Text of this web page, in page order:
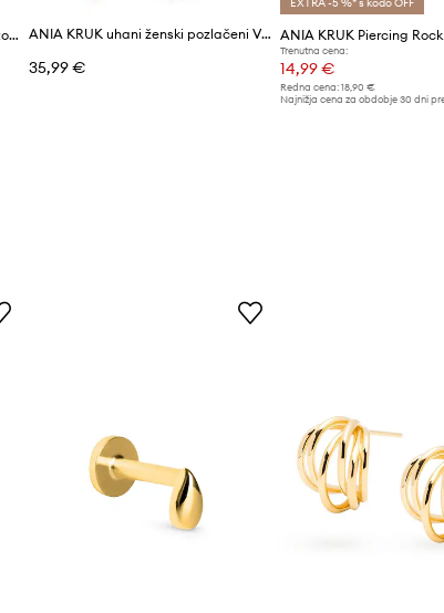
Uhani iz srebra prevlečenega z zlatom ANIA KRUK ARIEL ANIA KRUK uhani ženski pozlačeni VINTAGE
35,99 €
EXTRA -5 %* s kodo OFF
ANIA KRUK Piercing
Trenutna cena:
14,99 €
Redna cena:18,90 €
Najnižja cena za obdobje 30 dni